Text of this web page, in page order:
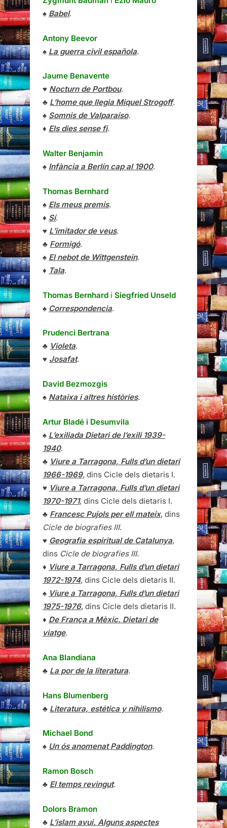
♠ Babel.
Antony Beevor
♠ La guerra civil española.
Jaume Benavente
♥ Nocturn de Portbou.
♣ L’home que llegia Miquel Strogoff.
♠ Somnis de Valparaíso.
♦ Els dies sense fi.
Walter Benjamin
♠ Infància a Berlín cap al 1900.
Thomas Bernhard
♠ Els meus premis.
♦ Sí.
♥ L’imitador de veus.
♣ Formigó.
♠ El nebot de Wittgenstein.
♦ Tala.
Thomas Bernhard i Siegfried Unseld
♠ Correspondencia.
Prudenci Bertrana
♣ Violeta.
♥ Josafat.
David Bezmozgis
♠ Nataixa i altres històries.
Artur Bladé i Desumvila
♠ L’exiliada Dietari de l’exili 1939-
1940.
♣ Viure a Tarragona, Fulls d’un dietari
1966-1969, dins Cicle dels dietaris I.
♥ Viure a Tarragona, Fulls d’un dietari
1970-1971, dins Cicle dels dietaris I.
♣ Francesc Pujols per ell mateix, dins
Cicle de biografies III.
♥ Geografia espiritual de Catalunya,
dins Cicle de biografies III.
♦ Viure a Tarragona, Fulls d’un dietari
1972-1974, dins Cicle dels dietaris II.
♠ Viure a Tarragona, Fulls d’un dietari
1975-1976, dins Cicle dels dietaris II.
♦ De França a Mèxic. Dietari de
viatge.
Ana Blandiana
♣ La por de la literatura.
Hans Blumenberg
♣ Literatura, estética y nihilismo.
Michael Bond
♠ Un ós anomenat Paddington.
Ramon Bosch
♣ El temps revingut.
Dolors Bramon
♣ L’islam avui. Alguns aspectes